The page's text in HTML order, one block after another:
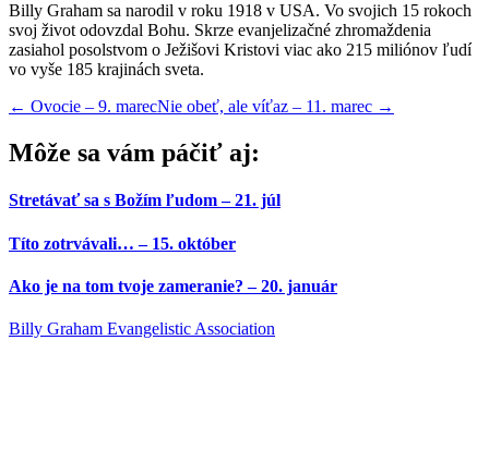
Billy Graham sa narodil v roku 1918 v USA. Vo svojich 15 rokoch
svoj život odovzdal Bohu. Skrze evanjelizačné zhromaždenia
zasiahol posolstvom o Ježišovi Kristovi viac ako 215 miliónov ľudí
vo vyše 185 krajinách sveta.
← Ovocie – 9. marecNie obeť, ale víťaz – 11. marec →
Môže sa vám páčiť aj:
Stretávať sa s Božím ľudom – 21. júl
Títo zotrvávali… – 15. október
Ako je na tom tvoje zameranie? – 20. január
Billy Graham Evangelistic Association